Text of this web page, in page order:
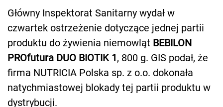
Główny Inspektorat Sanitarny wydał w
czwartek ostrzeżenie dotyczące jednej partii
produktu do żywienia niemowląt BEBILON
PROfutura DUO BIOTIK 1, 800 g. GIS podał, że
firma NUTRICIA Polska sp. z o.o. dokonała
natychmiastowej blokady tej partii produktu w
dystrybucji.